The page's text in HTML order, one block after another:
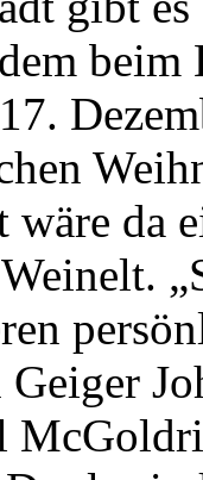
beim
da
Geiger